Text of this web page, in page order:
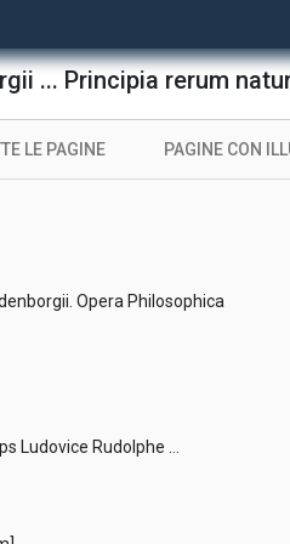
... Principia rerum
LE PAGINE PAGINE CON
Opera Philosophica
Ludovice Rudolphe ...